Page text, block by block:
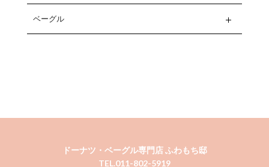
ベーグル
ドーナツ・ベーグル専門店 ふわもち邸
TEL.011-802-5919